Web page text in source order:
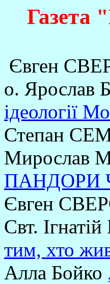
Газета
Євген
о. Ярослав
ідеології
Степан
Мирослав
ПАНДОРИ
Євген
Свт.
тим, хто
Алла Бойко